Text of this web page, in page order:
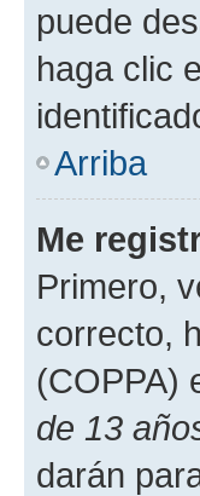
puede
haga clic
Arriba
Me
Primero,
correcto,
(COPPA)
de 13
darán